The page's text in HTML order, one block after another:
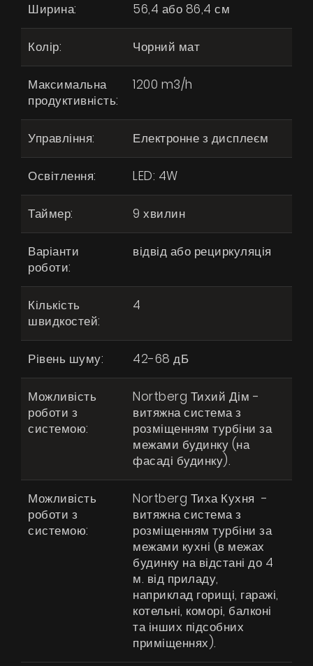
Віртуальний салон
Де придбати
Галерея
Акції
Співпраця
Контакти
UA|RU
Ширина: 56,4 або 86,4 см
Колір: Чорний мат
Максимальна
продуктивність:
1200 m3/h
Управління: Електронне з дисплеєм
Освітлення: LED: 4W
Таймер: 9 хвилин
Варіанти
роботи:
відвід або рециркуляція
Кількість
швидкостей:
4
Рівень шуму: 42-68 дБ
Можливість
роботи з
системою:
Nortberg Тихий Дім -
витяжна система з
розміщенням турбіни за
межами будинку (на
фасаді будинку).
Можливість
роботи з
системою:
Nortberg Тиха Кухня -
витяжна система з
розміщенням турбіни за
межами кухні (в межах
будинку на відстані до 4
м. від приладу,
наприклад горищі, гаражі,
котельні, коморі, балконі
та інших підсобних
приміщеннях).